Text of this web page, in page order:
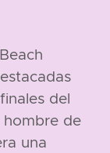
del
hombre de
una